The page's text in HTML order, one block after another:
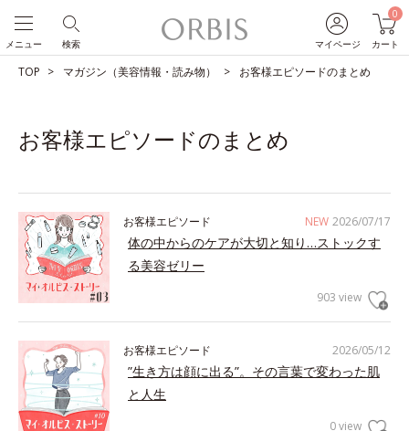
マイページ
0
カート
検索
メニュー
TOP マガジン（美容情報・読み物） お客様エピソードのまとめ
お客様エピソードのまとめ
NEW 2026/07/17
お客様エピソード
体の中からのケアが大切と知り…ストックす
る美容ゼリー
903 view
2026/05/12
お客様エピソード
”生き方は顔に出る”。その言葉で変わった肌
と人生
0 view